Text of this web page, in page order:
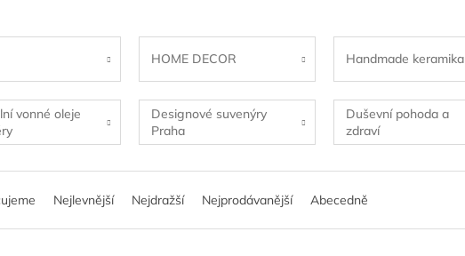
HOME DECOR Handmade keramika
vonné oleje
Designové suvenýry
Praha
Duševní pohoda a
zdraví
Nejlevnější Nejdražší Nejprodávanější Abecedně